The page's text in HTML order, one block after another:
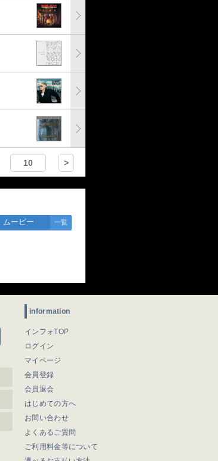
10 >
ムービー 一覧
information
インフォTOP
ログイン
マイページ
会員登録
会員退会
はじめての方へ
お問い合わせ
よくあるご質問
ご利用料金等について